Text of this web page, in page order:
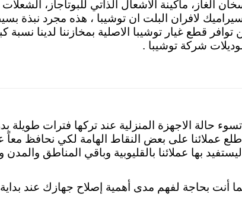
الغاز، ماكينة الاشعال الذاتي للبوتاجاز، الشعلات
لافران البلت ان توشيبا ، هذه مجرد نبذة
توافر قطع غيار توشيبا الاصلية بمخازننا لدينا نسبة
شركة توشيبا .
تسوء حالة الاجهزة المنزلية عند تركها فترات
طلع عملائنا على بعض النقاط الهامة لكي نحافظ معاً
ليستفيد بها عملائنا بالقليوبية وباقي المناطق
أنت بحاجة لفهم مدى أهمية إصلاح جهازك عند